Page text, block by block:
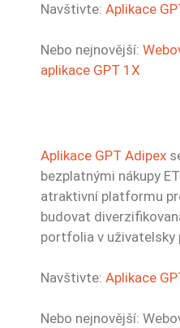
Navštivte: Aplikace
Nebo nejnovější:
aplikace GPT 1X
Aplikace GPT Adipex
bezplatnými nákupy
atraktivní platformu
budovat
portfolia v
Navštivte: Aplikace
Nebo nejnovější: